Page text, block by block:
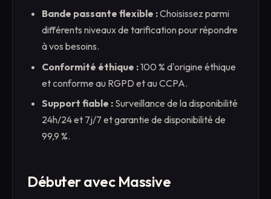
Bande passante flexible :Choisissez parmi
différents niveaux de tarification pour répondre
à vos besoins.
Conformité éthique :100 % d'origine éthique
et conforme au RGPD et au CCPA.
Support fiable : Surveillance de la disponibilité
24h/24 et 7j/7 et garantie de disponibilité de
99,9 %.
Débuter avec Massive